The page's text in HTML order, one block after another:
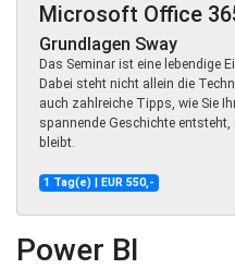
Microsoft Office
Grundlagen Sway
Das Seminar ist eine lebendige
Dabei steht nicht allein die
auch zahlreiche Tipps, wie Sie
spannende Geschichte
bleibt.
1 Tag(e) | EUR 550,-
Power BI